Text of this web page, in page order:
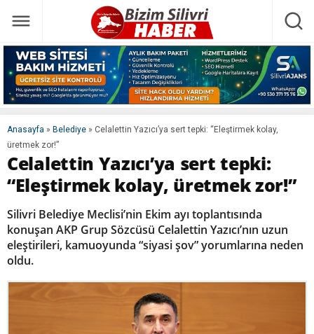
Anasayfa » Belediye » Celalettin Yazıcı’ya sert tepki: “Eleştirmek kolay,
üretmek zor!”
Celalettin Yazıcı’ya sert tepki:
“Eleştirmek kolay, üretmek zor!”
Silivri Belediye Meclisi’nin Ekim ayı toplantısında
konuşan AKP Grup Sözcüsü Celalettin Yazıcı’nın uzun
eleştirileri, kamuoyunda “siyasi şov” yorumlarına neden
oldu.